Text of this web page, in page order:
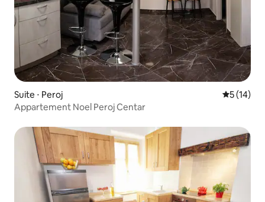
Suite ⋅ Peroj
5 (14)
Appartement Noel Peroj Centar